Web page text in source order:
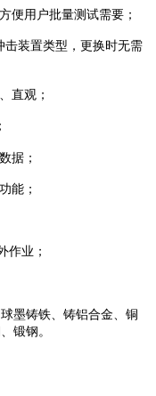
便用户批量测试需要；
击装置类型，更换时无需
直观；
据；
能；
作业；
墨铸铁、铸铝合金、铜
锻钢。